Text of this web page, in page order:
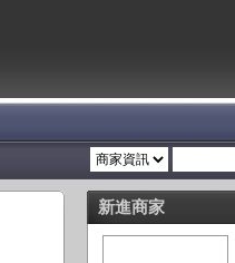
新進商家